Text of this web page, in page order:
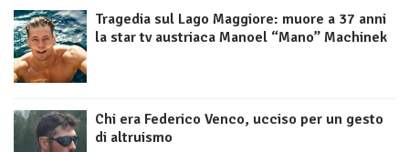
Tragedia sul Lago Maggiore: muore a 37 anni
la star tv austriaca Manoel “Mano” Machinek
Chi era Federico Venco, ucciso per un gesto
di altruismo